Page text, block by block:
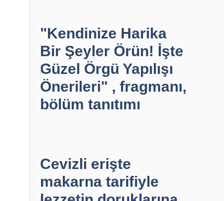
"Kendinize Harika
Bir Şeyler Örün! İşte
Güzel Örgü Yapılışı
Önerileri" , fragmanı,
bölüm tanıtımı
Cevizli erişte
makarna tarifiyle